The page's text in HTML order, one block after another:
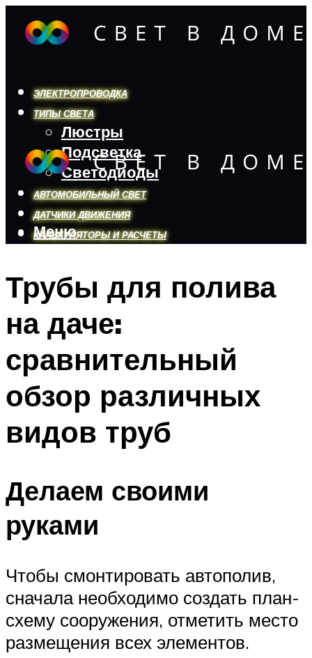
ЭЛЕКТРОПРОВОДКА
ТИПЫ СВЕТА
Люстры
Подсветка
Светодиоды
АВТОМОБИЛЬНЫЙ СВЕТ
ДАТЧИКИ ДВИЖЕНИЯ
КАЛЬКУЛЯТОРЫ И РАСЧЕТЫ
Меню
Меню
Трубы для полива
на даче:
сравнительный
обзор различных
видов труб
Делаем своими
руками
Чтобы смонтировать автополив,
сначала необходимо создать план-
схему сооружения, отметить место
размещения всех элементов.